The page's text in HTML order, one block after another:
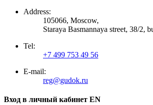
Address:
105066, Moscow,
Staraya Basmannaya street, 38/2,
Tel:
+7 499 753 49 56
E-mail:
reg@gudok.ru
Вход в личный кабинет EN